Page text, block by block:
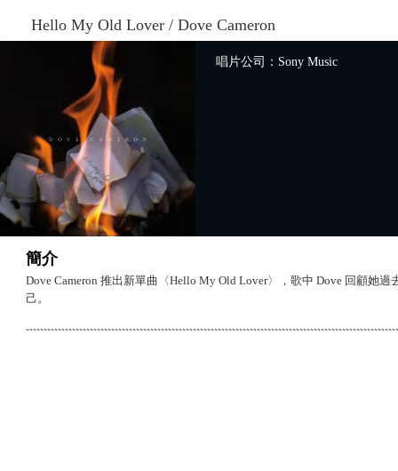
Hello My Old Lover / Dove Cameron
唱片公司：Sony Music
簡介
Dove Cameron 推出新單曲〈Hello My Old Lover〉，歌中 Dove 回顧她
己。